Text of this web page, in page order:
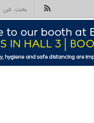
ملخص
الموقع
RSS